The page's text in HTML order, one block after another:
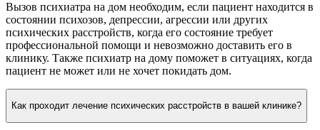
Вызов психиатра на дом необходим, если пациент находится в
состоянии психозов, депрессии, агрессии или других
психических расстройств, когда его состояние требует
профессиональной помощи и невозможно доставить его в
клинику. Также психиатр на дому поможет в ситуациях, когда
пациент не может или не хочет покидать дом.
Как проходит лечение психических расстройств в вашей клинике?